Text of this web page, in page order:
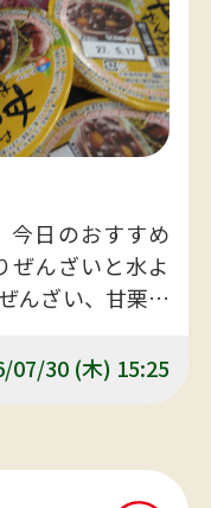
今日のおすすめ
ぜんざいと水よ
んざい、甘栗ぜ
07/30 (木) 15:25